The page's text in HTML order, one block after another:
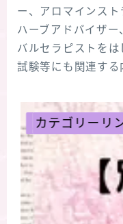
ー、アロマインスト
ハーブアドバイザー
バルセラピストを
試験等にも関連する
カテゴリー